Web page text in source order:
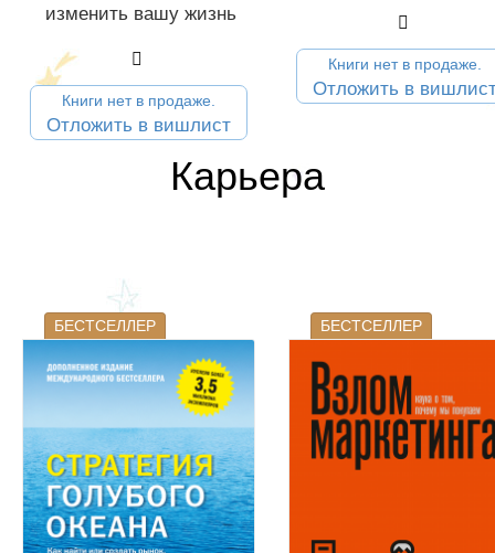
изменить вашу жизнь
Книги нет в продаже.
Отложить в вишлист
Книги нет в продаже.
Отложить в
Карьера
БЕСТСЕЛЛЕР БЕСТСЕЛЛЕР